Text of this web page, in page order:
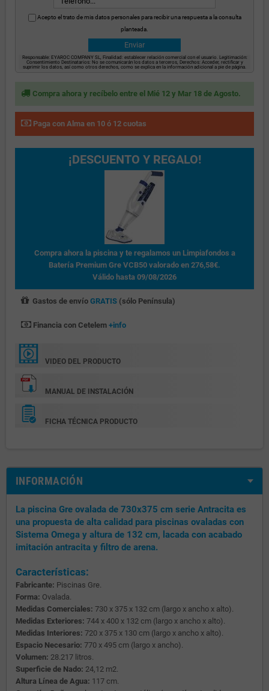
Acepto el trato de mis datos personales para recibir una respuesta a la consulta
planteada.
Responsable: EYAROC COMPANY SL, Finalidad: establecer relación comercial con el usuario. Legitimación:
Consentimiento Destinatarios: No se comunicarán los datos a terceros, Derechos: Acceder, rectificar y
suprimir los datos, así como otros derechos, como se explica en la información adicional a pie de página.
Compra ahora y recíbelo entre el Mié 12 y Mar 18 de Agosto.
Paga con Alma en 10 ó 12 cuotas
¡DESCUENTO Y REGALO!
Compra ahora la piscina y te regalamos un Limpiafondos a
Batería Premium Gre VCB50 valorado en 276,58€.
Válido hasta 09/08/2026
Gastos de envío GRATIS(sólo Península)
Financia con Cetelem +info
VIDEO DEL PRODUCTO
MANUAL DE INSTALACIÓN
FICHA TÉCNICA PRODUCTO
INFORMACIÓN
La piscina Gre ovalada de 730x375 cm serie Antracita es
una propuesta de alta calidad para piscinas ovaladas con
Sistema Omega y altura de 132 cm, lacada con acabado
imitación antracita y filtro de arena.
Características:
Fabricante: Piscinas Gre.
Forma: Ovalada.
Medidas Comerciales: 730 x 375 x 132 cm (largo x ancho x alto).
Medidas Exteriores: 744 x 400 x 132 cm (largo x ancho x alto).
Medidas Interiores: 720 x 375 x 130 cm (largo x ancho x alto).
Espacio Necesario: 770 x 495 cm (largo x ancho).
Volumen: 28.217 litros.
Superficie de Nado: 24,12 m2.
Altura Línea de Agua: 117 cm.